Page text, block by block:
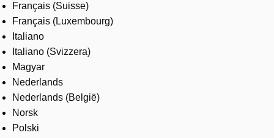
Français (Suisse)
Français (Luxembourg)
Italiano
Italiano (Svizzera)
Magyar
Nederlands
Nederlands (België)
Norsk
Polski